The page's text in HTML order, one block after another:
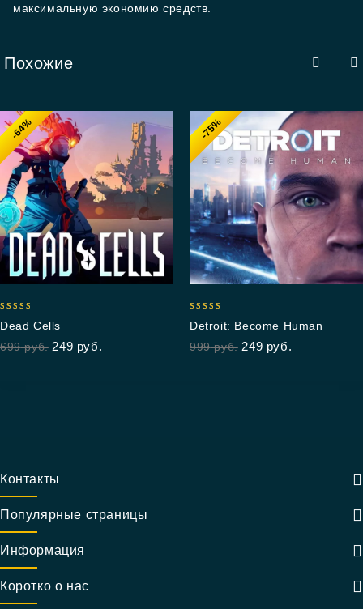
максимальную экономию средств.
Похожие
-64%
out of 5
Dead Cells
699руб. 249 руб.
-75%
out of 5
Detroit: Become Human
999руб. 249 руб.
Контакты
Популярные страницы
Информация
Коротко о нас